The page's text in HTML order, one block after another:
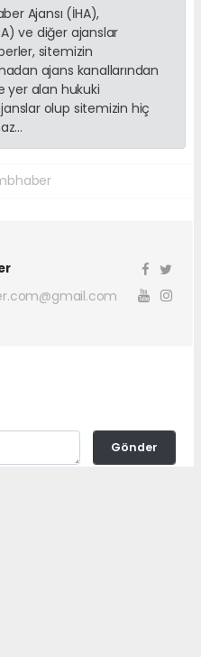
Ajansı (İHA),
ve diğer ajanslar
sitemizin
ajans kanallarından
yer alan hukuki
olup sitemizin hiç
Gönder